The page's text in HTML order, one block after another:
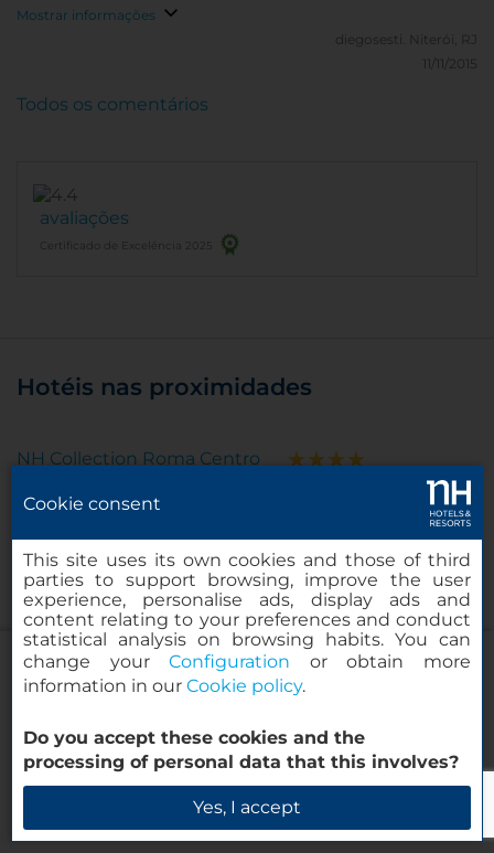
NH Collection Roma Giustiniano
Verificar disponibilidade
quarto sem custo adicional.
Mostrar informações
diegosesti.
Niterói, RJ
11/11/2015
avaliações
Certificado de Excelência 2025
Todos os comentários
Hotéis nas proximidades
NH Collection Roma Centro
NH Collection Roma Fori Imperiali
Cinquecento
NH Roma Villa Carpegna
nhow Roma Vittorio Veneto
Ver todos os hotéis em Roma
Entre em contacto connosco
+34 91 398 46 61
Cookie consent
This site uses its own cookies and those of third
parties to support browsing, improve the user
experience, personalise ads, display ads and
content relating to your preferences and conduct
statistical analysis on browsing habits. You can
change yourConfiguration or obtain more
information in our Cookie policy.
Do you accept these cookies and the
processing of personal data that this involves?
Yes, I accept